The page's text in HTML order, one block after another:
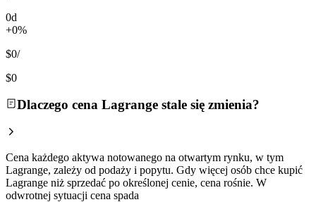
0d
+0%
$0/
$0
Dlaczego cena Lagrange stale się zmienia?
Cena każdego aktywa notowanego na otwartym rynku, w tym
Lagrange, zależy od podaży i popytu. Gdy więcej osób chce kupić
Lagrange niż sprzedać po określonej cenie, cena rośnie. W
odwrotnej sytuacji cena spada